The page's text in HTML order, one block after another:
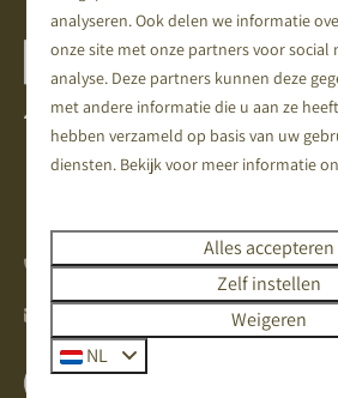
Harremaatweg 34
3781 NJ Voorthuizen
Gelderland
+31(0)342471297
App met ons
analyseren. Ook delen we informatie
onze site met onze partners voor social
analyse. Deze partners kunnen deze
met andere informatie die u aan ze
hebben verzameld op basis van uw
diensten. Bekijk voor meer informatie
Alles accepteren
Zelf instellen
Weigeren
NL